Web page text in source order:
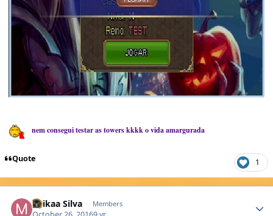
nem consegui testar as towers kkkk o vida amargurada
Quote 1
Miikaa Silva Members